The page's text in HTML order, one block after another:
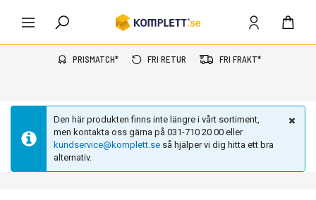
PRISMATCH* FRI RETUR FRI FRAKT*
Den här produkten finns inte längre i vårt sortiment,
men kontakta oss gärna på 031-710 20 00 eller
kundservice@komplett.se så hjälper vi dig hitta ett bra
alternativ.